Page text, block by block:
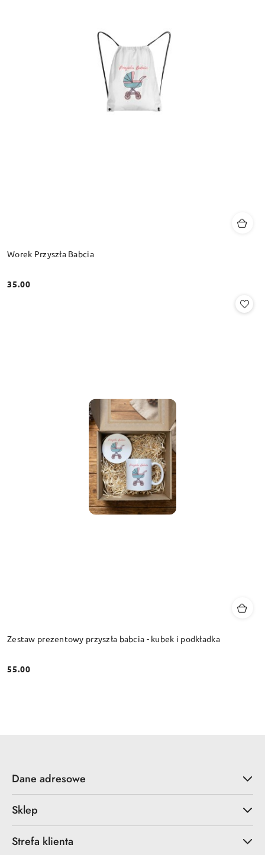
Worek Przyszła Babcia
Cena:
35.00
Zestaw prezentowy przyszła babcia - kubek i podkładka
Cena:
55.00
Dane adresowe
Sklep
Strefa klienta